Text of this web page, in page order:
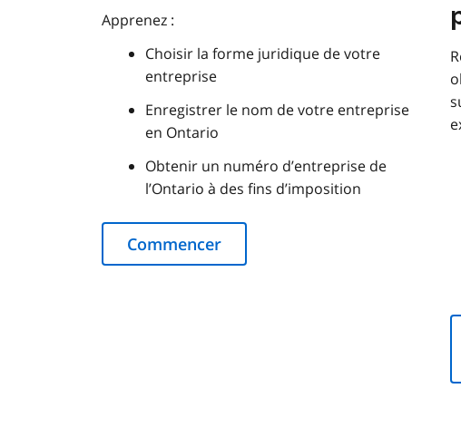
Apprenez :
Choisir la forme juridique de votre
entreprise
Enregistrer le nom de votre entreprise
en Ontario
Obtenir un numéro d’entreprise de
l’Ontario à des fins d’imposition
Commencer